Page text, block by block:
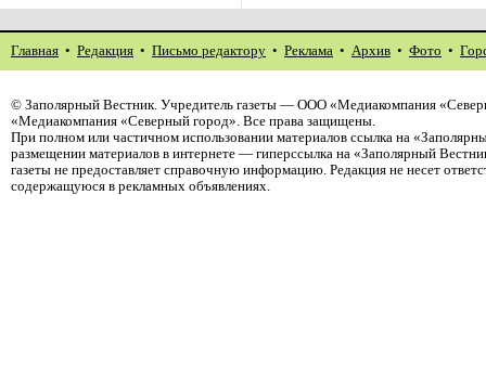
Главная • Редакция • Письмо редактору • Реклама • Архив • Фото •
© Заполярный Вестник. Учредитель газеты — ООО «Медиакомпания
«Медиакомпания «Северный город». Все права защищены.
При полном или частичном использовании материалов ссылка на
размещении материалов в интернете — гиперссылка на «Заполярный
газеты не предоставляет справочную информацию. Редакция не несет
содержащуюся в рекламных объявлениях.